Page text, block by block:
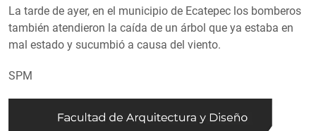
La tarde de ayer, en el municipio de Ecatepec los bomberos
también atendieron la caída de un árbol que ya estaba en
mal estado y sucumbió a causa del viento.
SPM